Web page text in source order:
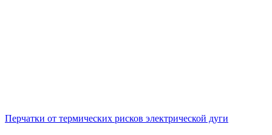
Перчатки от термических рисков электрической дуги